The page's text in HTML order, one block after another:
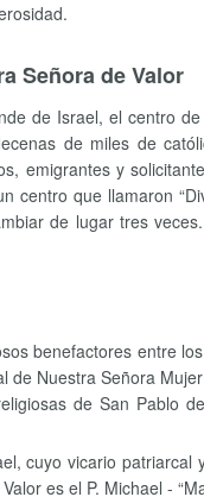
Señora de Valor
de Israel, el centro
de miles de
emigrantes y
centro que llamaron
de lugar tres
benefactores entre
Nuestra Señora
de San Pablo
cuyo vicario
es el P. Michael -